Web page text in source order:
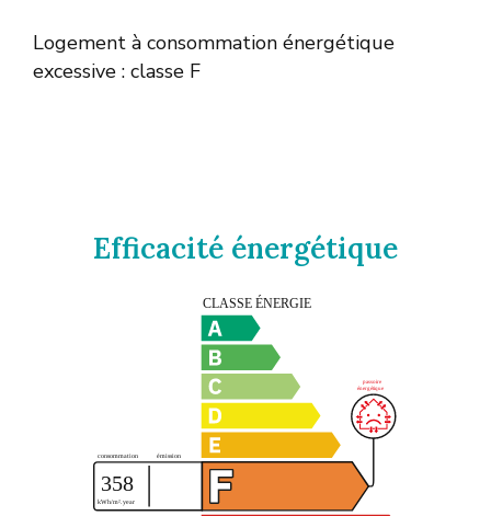
Logement à consommation énergétique
excessive : classe F
Efficacité énergétique